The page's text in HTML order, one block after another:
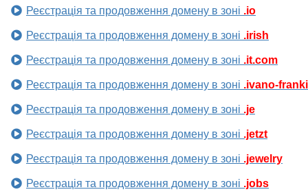
Реєстрація та продовження домену в зоні .io
Реєстрація та продовження домену в зоні .irish
Реєстрація та продовження домену в зоні .it.com
Реєстрація та продовження домену в зоні .ivano-
Реєстрація та продовження домену в зоні .je
Реєстрація та продовження домену в зоні .jetzt
Реєстрація та продовження домену в зоні .jewelry
Реєстрація та продовження домену в зоні .jobs